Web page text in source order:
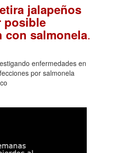
jalapeños
posible
con salmonela.
enfermedades en
por salmonela